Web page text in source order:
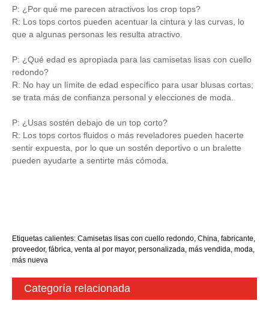
P: ¿Por qué me parecen atractivos los crop tops?
R: Los tops cortos pueden acentuar la cintura y las curvas, lo
que a algunas personas les resulta atractivo.
P: ¿Qué edad es apropiada para las camisetas lisas con cuello
redondo?
R: No hay un límite de edad específico para usar blusas cortas;
se trata más de confianza personal y elecciones de moda.
P: ¿Usas sostén debajo de un top corto?
R: Los tops cortos fluidos o más reveladores pueden hacerte
sentir expuesta, por lo que un sostén deportivo o un bralette
pueden ayudarte a sentirte más cómoda.
Etiquetas calientes: Camisetas lisas con cuello redondo, China, fabricante,
proveedor, fábrica, venta al por mayor, personalizada, más vendida, moda,
más nueva
Categoría relacionada